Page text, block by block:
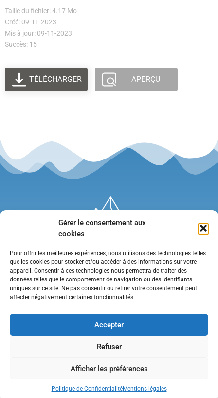
Gérer le consentement aux
cookies
Pour offrir les meilleures expériences, nous utilisons des technologies telles
que les cookies pour stocker et/ou accéder à des informations sur votre
appareil. Consentir à ces technologies nous permettra de traiter des
données telles que le comportement de navigation ou des identifiants
uniques sur ce site. Ne pas consentir ou retirer votre consentement peut
affecter négativement certaines fonctionnalités.
Accepter
Refuser
Afficher les préférences
Politique de ConfidentialitéMentions légales
Taille du fichier: 4.17 Mo
Créé: 09-11-2023
Mis à jour: 09-11-2023
Succès: 15
TÉLÉCHARGER APERÇU
•Contact